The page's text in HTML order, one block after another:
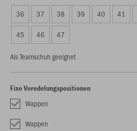
36 37 38 39 40 41
45 46 47
Als Teamschuh geeignet
Fixe Veredelungspositionen
Wappen
Wappen